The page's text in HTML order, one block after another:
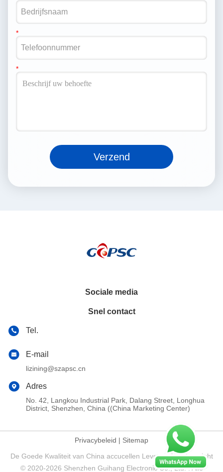
Verzend
Sociale media
Snel contact
Tel.
E-mail
lizining@szapsc.cn
Adres
No. 42, Langkou Industrial Park, Dalang Street, Longhua
District, Shenzhen, China ((China Marketing Center)
Privacybeleid | Sitemap
De Goede Kwaliteit van China accucellen Leverancier. Copyright
© 2020-2026 Shenzhen Guihang Electronic Co., Ltd. . Alle